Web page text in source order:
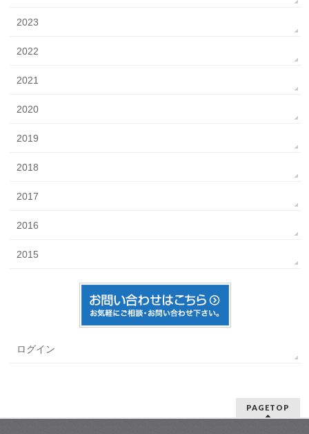
2023
2022
2021
2020
2019
2018
2017
2016
2015
ログイン
PAGETOP